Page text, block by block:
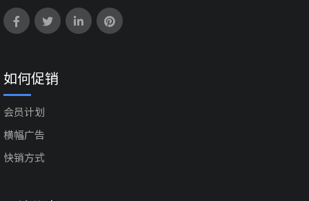
如何促销
会员计划
横幅广告
快销方式